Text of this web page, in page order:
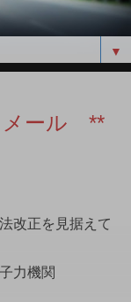
▼
メール **
改正を見据えて
力機関